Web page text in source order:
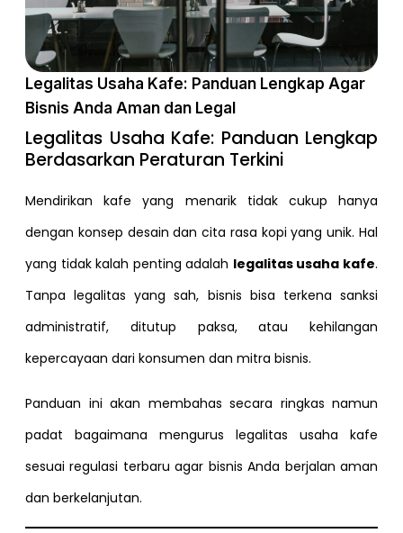
Legalitas Usaha Kafe: Panduan Lengkap Agar
Bisnis Anda Aman dan Legal
Legalitas Usaha Kafe: Panduan Lengkap
Berdasarkan Peraturan Terkini
Mendirikan kafe yang menarik tidak cukup hanya
dengan konsep desain dan cita rasa kopi yang unik. Hal
yang tidak kalah penting adalah legalitas usaha kafe.
Tanpa legalitas yang sah, bisnis bisa terkena sanksi
administratif, ditutup paksa, atau kehilangan
kepercayaan dari konsumen dan mitra bisnis.
Panduan ini akan membahas secara ringkas namun
padat bagaimana mengurus legalitas usaha kafe
sesuai regulasi terbaru agar bisnis Anda berjalan aman
dan berkelanjutan.